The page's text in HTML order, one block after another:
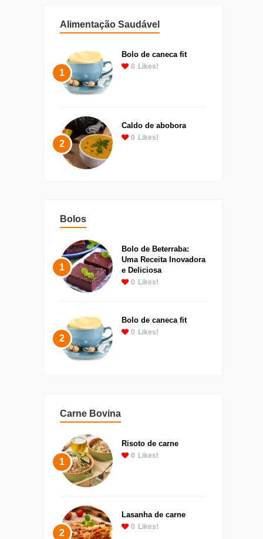
Alimentação Saudável
1
Bolo de caneca fit
0 Likes!
2
Caldo de abobora
0 Likes!
Bolos
1
Bolo de Beterraba:
Uma Receita Inovadora
e Deliciosa
0 Likes!
2
Bolo de caneca fit
0 Likes!
Carne Bovina
1
Risoto de carne
0 Likes!
2
Lasanha de carne
0 Likes!